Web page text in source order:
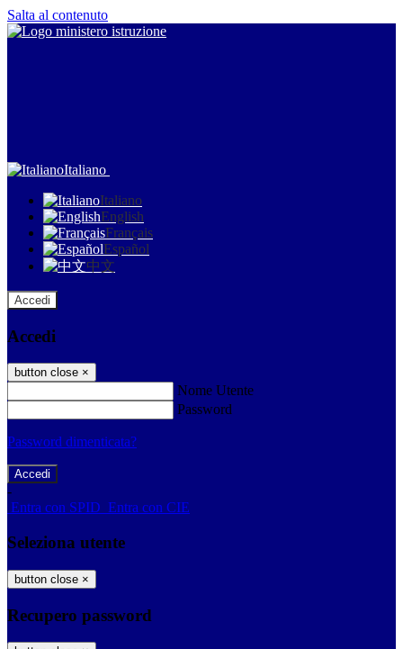
Salta al contenuto
Italiano
Italiano
English
Français
Español
中文
Accedi
Accedi
button close ×
Nome Utente
Password
Password dimenticata?
-
Entra con SPID Entra con CIE
Seleziona utente
button close ×
Recupero password